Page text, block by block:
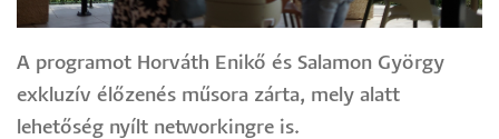
A programot Horváth Enikő és Salamon György
exkluzív élőzenés műsora zárta, mely alatt
lehetőség nyílt networkingre is.